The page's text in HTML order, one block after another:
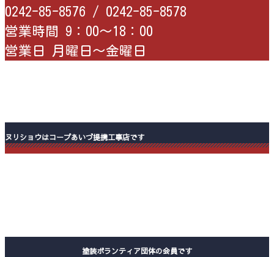
0242-85-8576 / 0242-85-8578
営業時間 9：00〜18：00
営業日 月曜日〜金曜日
ヌリショウはコープあいづ提携工事店です
塗装ボランティア団体の会員です